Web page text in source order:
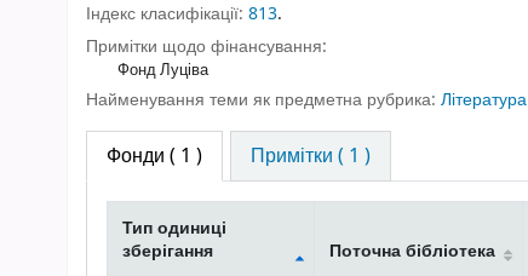
Індекс класифікації: 813.
Примітки щодо фінансування:
Фонд Луціва
Найменування теми як предметна рубрика: Література
Фонди ( 1 ) Примітки ( 1 )
Тип одиниці
зберігання
Поточна бібліотека